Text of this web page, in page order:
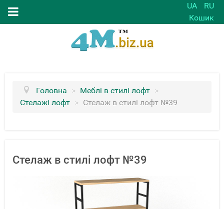
UA
RU
Кошик
Головна > Меблі в стилі лофт >
Стелажі лофт > Стелаж в стилі лофт №39
Стелаж в стилі лофт №39